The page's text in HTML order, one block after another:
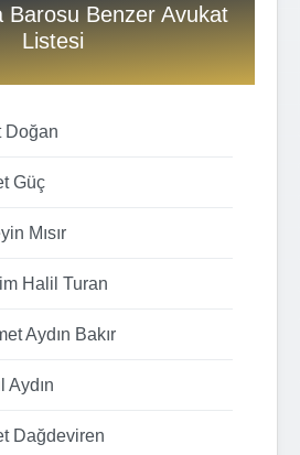
Barosu Benzer Avukat
Listesi
Doğan
Güç
Mısır
Halil Turan
Aydın Bakır
Aydın
Dağdeviren